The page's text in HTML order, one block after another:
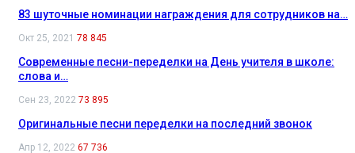
83 шуточные номинации награждения для сотрудников на…
Окт 25, 2021 78 845
Современные песни-переделки на День учителя в школе:
слова и…
Сен 23, 2022 73 895
Оригинальные песни переделки на последний звонок
Апр 12, 2022 67 736